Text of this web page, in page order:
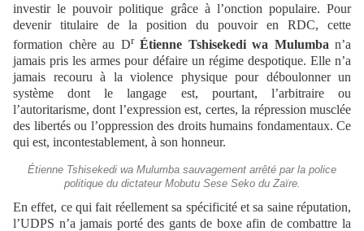
investir le pouvoir politique grâce à l’onction populaire. Pour
devenir titulaire de la position du pouvoir en RDC, cette
formation chère au Dr Étienne Tshisekedi wa Mulumba n’a
jamais pris les armes pour défaire un régime despotique. Elle n’a
jamais recouru à la violence physique pour déboulonner un
système dont le langage est, pourtant, l’arbitraire ou
l’autoritarisme, dont l’expression est, certes, la répression musclée
des libertés ou l’oppression des droits humains fondamentaux. Ce
qui est, incontestablement, à son honneur.
Étienne Tshisekedi wa Mulumba sauvagement arrêté par la police
politique du dictateur Mobutu Sese Seko du Zaïre.
En effet, ce qui fait réellement sa spécificité et sa saine réputation,
l’UDPS n’a jamais porté des gants de boxe afin de combattre la